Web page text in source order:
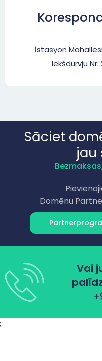
İstasyon
Iekšdurvju
Sāciet
jau
Domēnu
Vai
;